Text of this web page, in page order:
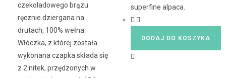
czekoladowego brązu
ręcznie dziergana na
drutach, 100% wełna.
Włóczka, z której została
wykonana czapka składa się
z 2 nitek, przędzonych w
superfine alpaca.
DODAJ DO KOSZYKA